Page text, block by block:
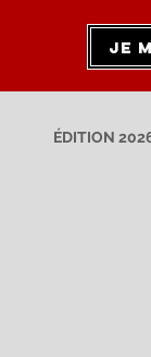
je
ÉDITION